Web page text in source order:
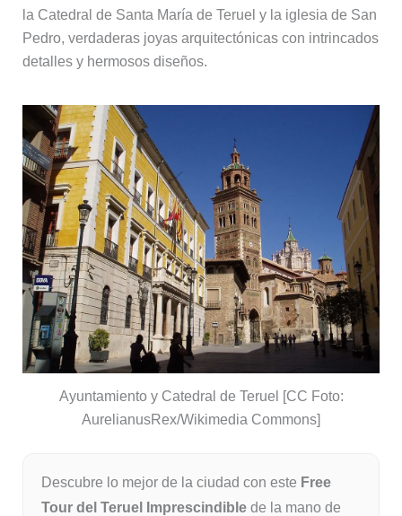
la Catedral de Santa María de Teruel y la iglesia de San
Pedro, verdaderas joyas arquitectónicas con intrincados
detalles y hermosos diseños.
Ayuntamiento y Catedral de Teruel [CC Foto:
AurelianusRex/Wikimedia Commons]
Descubre lo mejor de la ciudad con este Free
Tour del Teruel Imprescindiblede la mano de